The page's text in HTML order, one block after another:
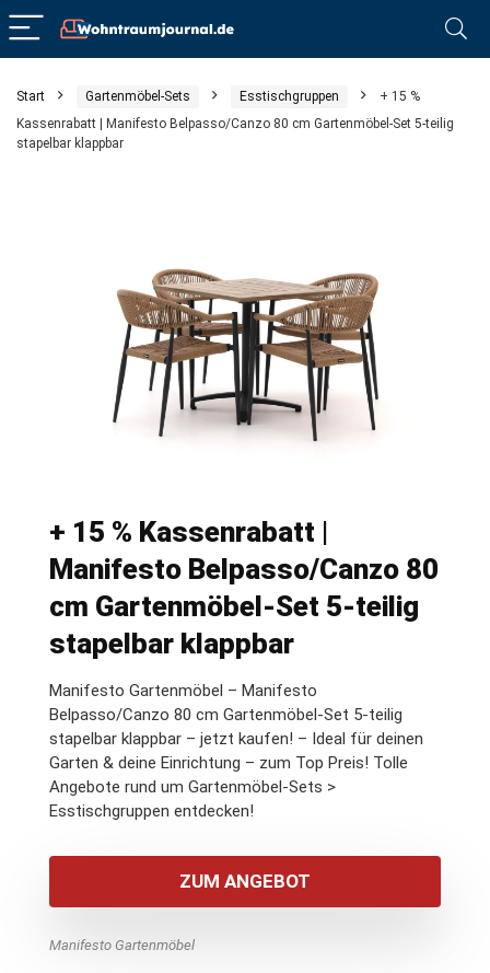
Start Gartenmöbel-Sets Esstischgruppen
+ 15 %
Kassenrabatt | Manifesto Belpasso/Canzo 80 cm Gartenmöbel-Set 5-teilig
stapelbar klappbar
+ 15 % Kassenrabatt |
Manifesto Belpasso/Canzo 80
cm Gartenmöbel-Set 5-teilig
stapelbar klappbar
Manifesto Gartenmöbel – Manifesto
Belpasso/Canzo 80 cm Gartenmöbel-Set 5-teilig
stapelbar klappbar – jetzt kaufen! – Ideal für deinen
Garten & deine Einrichtung – zum Top Preis! Tolle
Angebote rund um Gartenmöbel-Sets >
Esstischgruppen entdecken!
ZUM ANGEBOT
Manifesto Gartenmöbel